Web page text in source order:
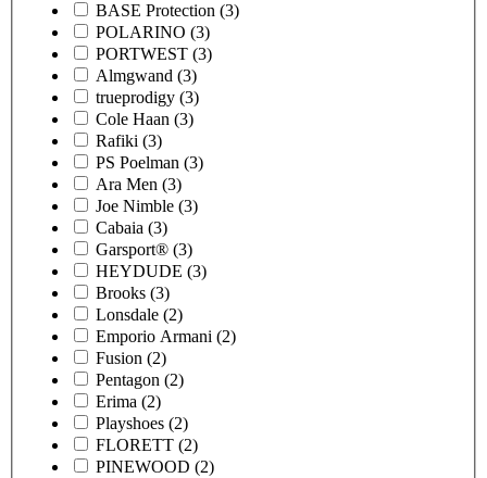
BASE Protection (3)
POLARINO (3)
PORTWEST (3)
Almgwand (3)
trueprodigy (3)
Cole Haan (3)
Rafiki (3)
PS Poelman (3)
Ara Men (3)
Joe Nimble (3)
Cabaia (3)
Garsport® (3)
HEYDUDE (3)
Brooks (3)
Lonsdale (2)
Emporio Armani (2)
Fusion (2)
Pentagon (2)
Erima (2)
Playshoes (2)
FLORETT (2)
PINEWOOD (2)